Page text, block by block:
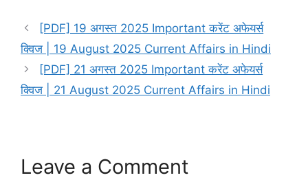
[PDF] 19 अगस्त 2025 Important करेंट अफेयर्स
क्विज | 19 August 2025 Current Affairs in Hindi
[PDF] 21 अगस्त 2025 Important करेंट अफेयर्स
क्विज | 21 August 2025 Current Affairs in Hindi
Leave a Comment